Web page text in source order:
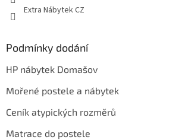
Extra Nábytek CZ
Podmínky dodání
HP nábytek Domašov
Mořené postele a nábytek
Ceník atypických rozměrů
Matrace do postele